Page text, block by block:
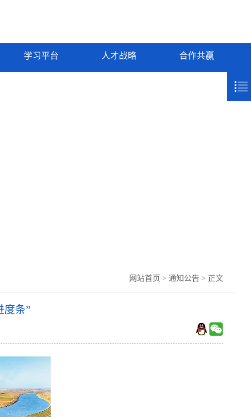
学习平台 人才战略 合作共赢
网站首页 > 通知公告 > 正文
度条”